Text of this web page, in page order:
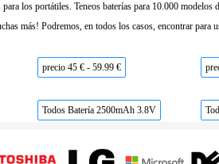
los portátiles. Teneos baterías para 10.000
más! Podremos, en todos los casos, encontrar para
precio 45 € - 59.99 €
Todos Batería 2500mAh 3.8V